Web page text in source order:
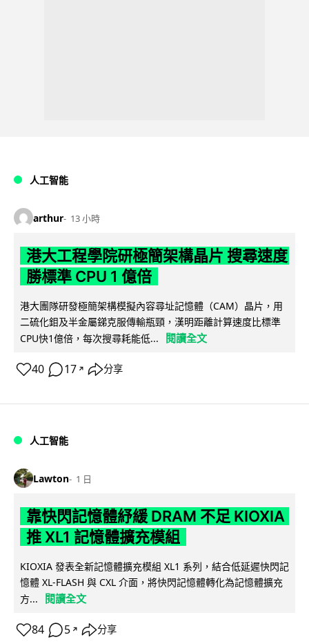
人工智能
arthur 13 小時
港大工程學院研極簡架構晶片 搜尋速度
勝標準 CPU 1 億倍
港大團隊研發極簡架構模擬內容尋址記憶體（CAM）晶片，用
二硫化鉬及半金屬銻克服傳輸瓶頸，漢明距離計算速度比標準
CPU快1億倍，每次搜尋耗能低...
閱讀全文
40 17 ↗ 分享
人工智能
Lawton 1 日
靠快閃記憶體紓緩 DRAM 不足 KIOXIA
推 XL1 記憶體擴充模組
KIOXIA 發表全新記憶體擴充模組 XL1 系列，結合低延遲快閃記
憶體 XL-FLASH 與 CXL 介面，將快閃記憶體轉化為記憶體擴充
方...
閱讀全文
84 5 ↗ 分享